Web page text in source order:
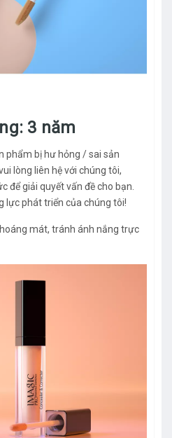
3 năm
phẩm bị hư hỏng / sai sản
lòng liên hệ với chúng tôi,
để giải quyết vấn đề cho bạn.
lực phát triển của chúng tôi!
mát, tránh ánh nắng trực